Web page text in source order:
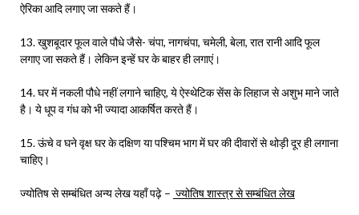
ऐरिका आदि लगाए जा सकते हैं।
13. खुशबूदार फूल वाले पौधे जैसे- चंपा, नागचंपा, चमेली, बेला, रात रानी आदि फूल
लगाए जा सकते हैं। लेकिन इन्हें घर के बाहर ही लगाएं।
14. घर में नकली पौधे नहीं लगाने चाहिए, ये ऐस्थेटिक सेंस के लिहाज से अशुभ माने जाते
है। ये धूप व गंध को भी ज्यादा आकर्षित करते हैं।
15. ऊंचे व घने वृक्ष घर के दक्षिण या पश्चिम भाग में घर की दीवारों से थोड़ी दूर ही लगाना
चाहिए।
ज्योतिष से सम्बंधित अन्य लेख यहाँ पढ़े – ज्योतिष शास्त्र से सम्बंधित लेख